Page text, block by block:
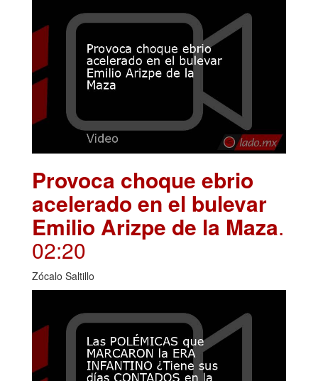
Provoca choque ebrio
acelerado en el bulevar
Emilio Arizpe de la Maza.
02:20
Zócalo Saltillo